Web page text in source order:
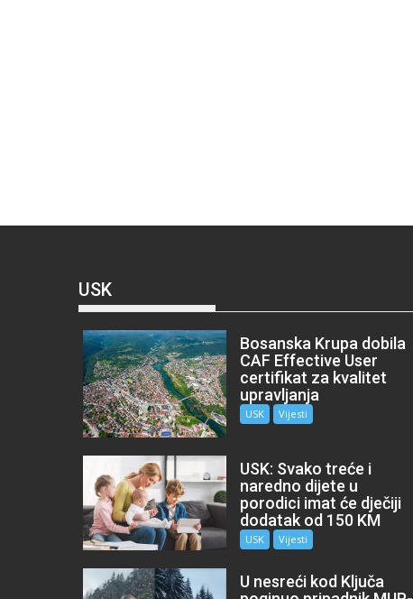
USK
Bosanska Krupa dobila
CAF Effective User
certifikat za kvalitet
upravljanja
USK Vijesti
USK: Svako treće i
naredno dijete u
porodici imat će dječiji
dodatak od 150 KM
USK Vijesti
U nesreći kod Ključa